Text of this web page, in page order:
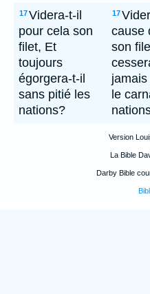
17Videra-t-il
pour cela son
filet, Et
toujours
égorgera-t-il
sans pitié les
nations?
17
cause
son
le
Version
La Bible
Darby Bible